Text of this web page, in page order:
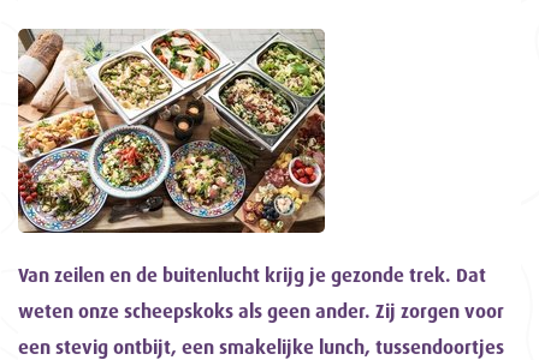
Van zeilen en de buitenlucht krijg je gezonde trek. Dat
weten onze scheepskoks als geen ander. Zij zorgen voor
een stevig ontbijt, een smakelijke lunch, tussendoortjes